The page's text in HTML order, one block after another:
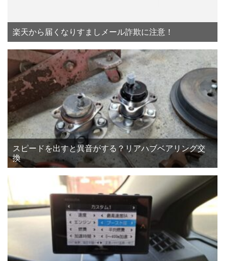
楽天から届くなりすましメール詐欺に注意！
スピードを出すと異音がする？リアハブベアリング交
換